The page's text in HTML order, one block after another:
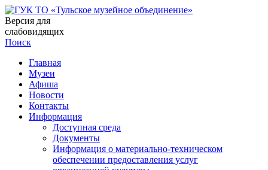
Версия для
слабовидящих
Поиск
Главная
Музеи
Афиша
Новости
Контакты
Информация
Доступная среда
Документы
Информация о материально-техническом
обеспечении предоставления услуг